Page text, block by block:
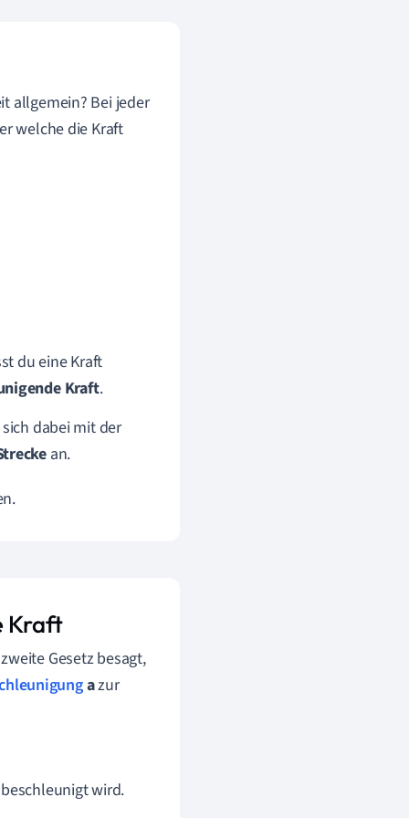
allgemein? Bei jeder
welche die Kraft
du eine Kraft
Kraft.
dabei mit der
an.
Kraft
Gesetz besagt,
azur
wird.